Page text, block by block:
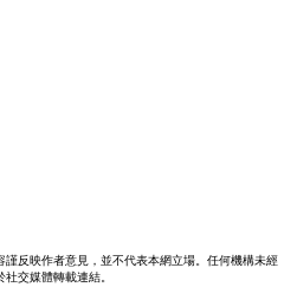
謹反映作者意見，並不代表本網立場。任何機構未經
交媒體轉載連結。